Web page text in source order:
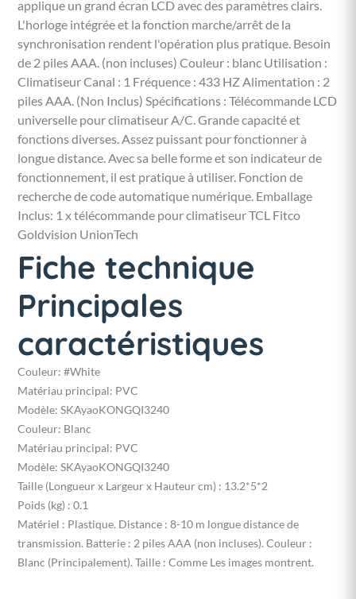
applique un grand écran LCD avec des paramètres clairs.
L'horloge intégrée et la fonction marche/arrêt de la
synchronisation rendent l'opération plus pratique. Besoin
de 2 piles AAA. (non incluses) Couleur : blanc Utilisation :
Climatiseur Canal : 1 Fréquence : 433 HZ Alimentation : 2
piles AAA. (Non Inclus) Spécifications : Télécommande LCD
universelle pour climatiseur A/C. Grande capacité et
fonctions diverses. Assez puissant pour fonctionner à
longue distance. Avec sa belle forme et son indicateur de
fonctionnement, il est pratique à utiliser. Fonction de
recherche de code automatique numérique. Emballage
Inclus: 1 x télécommande pour climatiseur TCL Fitco
Goldvision UnionTech
Fiche technique
Principales
caractéristiques
Couleur: #White
Matériau principal: PVC
Modèle: SKAyaoKONGQI3240
Couleur: Blanc
Matériau principal: PVC
Modèle: SKAyaoKONGQI3240
Taille (Longueur x Largeur x Hauteur cm) : 13.2*5*2
Poids (kg) : 0.1
Matériel : Plastique. Distance : 8-10 m longue distance de
transmission. Batterie : 2 piles AAA (non incluses). Couleur :
Blanc (Principalement). Taille : Comme Les images montrent.